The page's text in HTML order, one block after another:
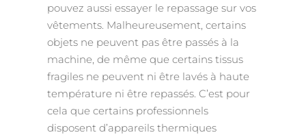
pouvez aussi essayer le repassage sur vos
vêtements. Malheureusement, certains
objets ne peuvent pas être passés à la
machine, de même que certains tissus
fragiles ne peuvent ni être lavés à haute
température ni être repassés. C’est pour
cela que certains professionnels
disposent d’appareils thermiques